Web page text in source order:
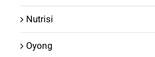
Nutrisi
Oyong